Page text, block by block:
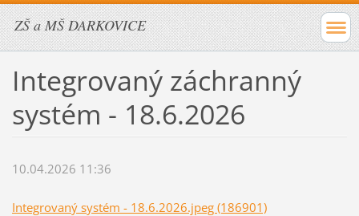
ZŠ a MŠ DARKOVICE
Integrovaný záchranný
systém - 18.6.2026
10.04.2026 11:36
Integrovaný systém - 18.6.2026.jpeg (186901)